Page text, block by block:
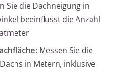
Sie die Dachneigung in
beeinflusst die Anzahl
: Messen Sie die
in Metern, inklusive